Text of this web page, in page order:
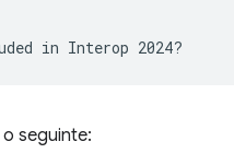
seguinte: